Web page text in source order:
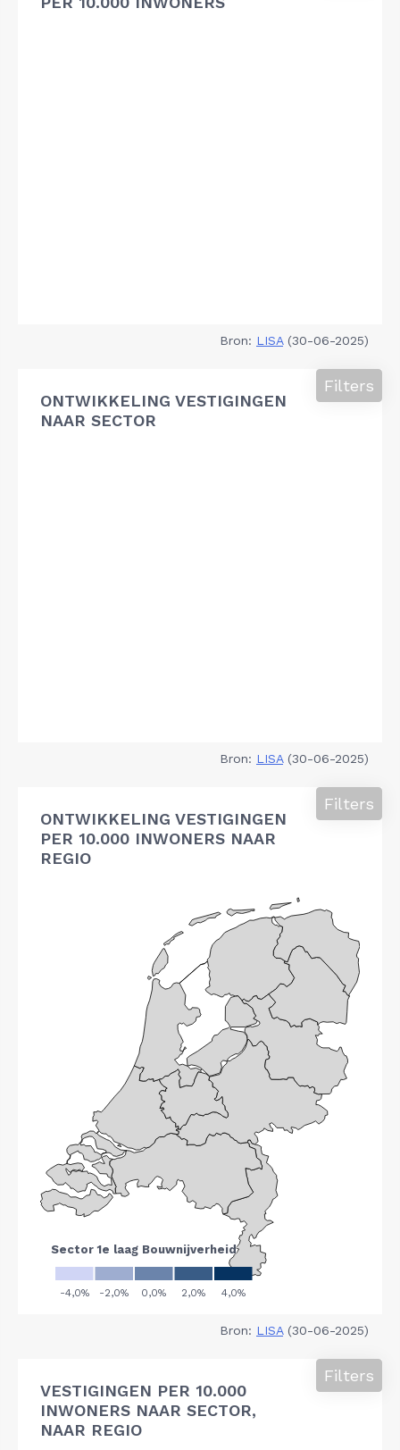
Bron: LISA(30-06-2025)
ONTWIKKELING VESTIGINGEN
NAAR SECTOR
Filters
Bron: LISA(30-06-2025)
ONTWIKKELING VESTIGINGEN
PER 10.000 INWONERS NAAR
REGIO
Filters
Bron: LISA(30-06-2025)
VESTIGINGEN PER 10.000
INWONERS NAAR SECTOR,
NAAR REGIO
Filters